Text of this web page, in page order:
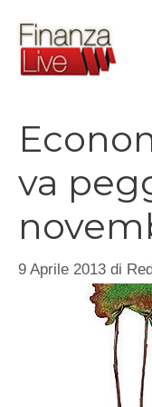
contenuto
va
9 Aprile 2013 di